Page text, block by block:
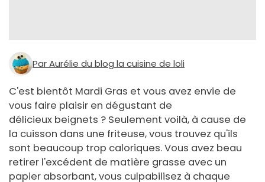
Par Aurélie du blog la cuisine de loli
C'est bientôt Mardi Gras et vous avez envie de
vous faire plaisir en dégustant de
délicieux beignets ? Seulement voilà, à cause de
la cuisson dans une friteuse, vous trouvez qu'ils
sont beaucoup trop caloriques. Vous avez beau
retirer l'excédent de matière grasse avec un
papier absorbant, vous culpabilisez à chaque